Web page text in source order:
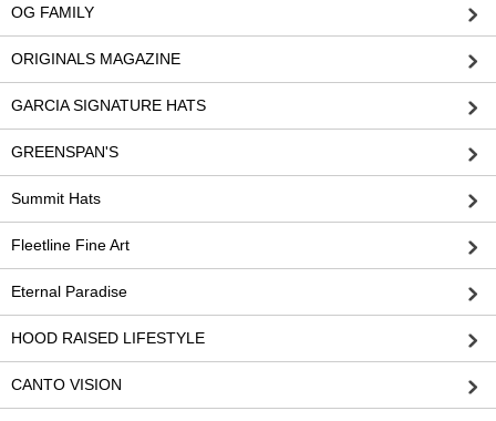
OG FAMILY
ORIGINALS MAGAZINE
GARCIA SIGNATURE HATS
GREENSPAN'S
Summit Hats
Fleetline Fine Art
Eternal Paradise
HOOD RAISED LIFESTYLE
CANTO VISION